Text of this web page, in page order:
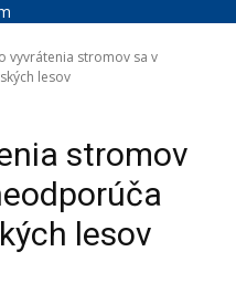
vyvrátenia stromov sa v
lesov
stromov
lesov